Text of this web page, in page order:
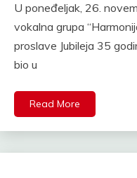
U poneđeljak, 26.
vokalna grupa
proslave Jubileja 35
bio u
Read More